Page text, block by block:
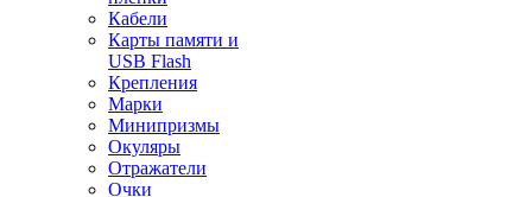
Кабели
Карты памяти и
USB Flash
Крепления
Марки
Минипризмы
Окуляры
Отражатели
Очки